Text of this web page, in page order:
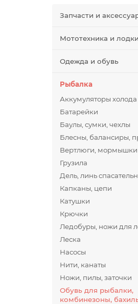
Запчасти и
Мототехника и лодки
Одежда и обувь
Рыбалка
Аккумуляторы холода
Батарейки
Баулы, сумки, чехлы
Блесны, балансиры,
Вертлюги, мормышки
Грузила
Дель, линь
Капканы, цепи
Катушки
Крючки
Ледобуры, ножи для
Леска
Насосы
Нити, канаты
Ножи, пилы, заточки
Обувь для рыбалки,
комбинезоны,